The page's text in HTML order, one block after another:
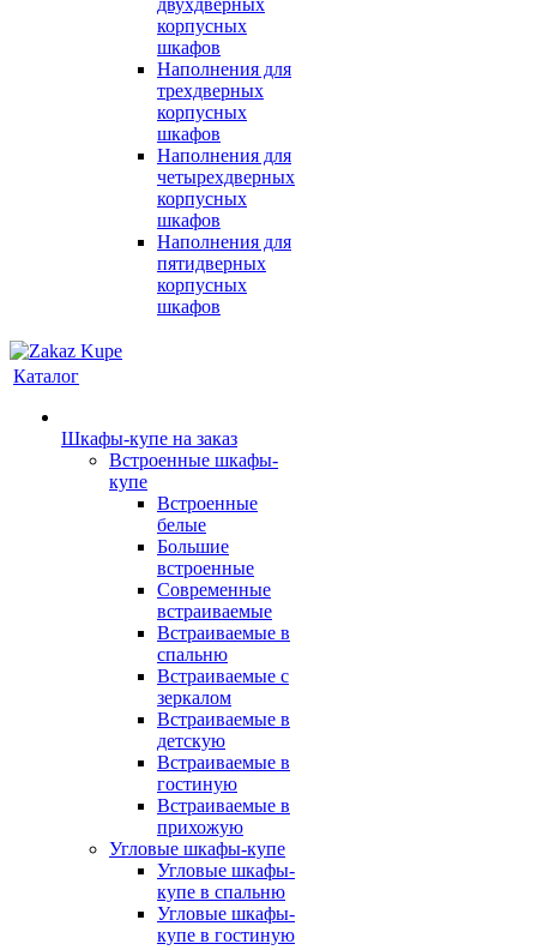
двухдверных
корпусных
шкафов
Наполнения для
трехдверных
корпусных
шкафов
Наполнения для
четырехдверных
корпусных
шкафов
Наполнения для
пятидверных
корпусных
шкафов
Каталог
Шкафы-купе на заказ
Встроенные шкафы-
купе
Встроенные
белые
Большие
встроенные
Современные
встраиваемые
Встраиваемые в
спальню
Встраиваемые с
зеркалом
Встраиваемые в
детскую
Встраиваемые в
гостиную
Встраиваемые в
прихожую
Угловые шкафы-купе
Угловые шкафы-
купе в спальню
Угловые шкафы-
купе в гостиную